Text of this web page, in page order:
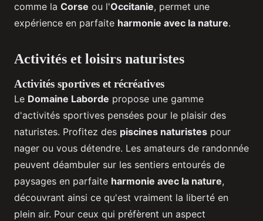
comme la Corse ou l'Occitanie, permet une
expérience en parfaite harmonie avec la nature.
Activités et loisirs naturistes
Activités sportives et récréatives
Le Domaine Laborde propose une gamme
d'activités sportives pensées pour le plaisir des
naturistes. Profitez des piscines naturistes pour
nager ou vous détendre. Les amateurs de randonnée
peuvent déambuler sur les sentiers entourés de
paysages en parfaite harmonie avec la nature,
découvrant ainsi ce qu'est vraiment la liberté en
plein air. Pour ceux qui préfèrent un aspect